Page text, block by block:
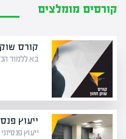
קורסים מומלצים
קורס
בא ללמוד
ייעוץ
ייעוץ